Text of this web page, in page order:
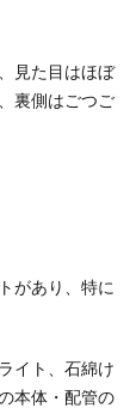
見た目はほぼ
裏側はごつご
があり、特に
イト、石綿け
本体・配管の